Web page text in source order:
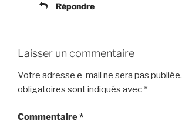
Répondre
Laisser un commentaire
Votre adresse e-mail ne sera pas publiée.
obligatoires sont indiqués avec *
Commentaire*